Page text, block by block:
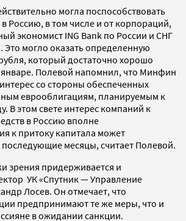
могла поспособствовать
Россию, в том числе и от корпораций,
экономист ING Bank по России и СНГ
могло оказать определенную
который достаточно хорошо
январе. Полевой напомнил, что Минфин
со стороны обеспеченных
еврооблигациям, планируемым к
В этом свете интерес компаний к
в Россию вполне
к притоку капитала может
месяцы, считает Полевой.
зрения придерживается и
УК «Спутник — Управление
Лосев. Он отмечает, что
предпринимают те же меры, что и
в ожидании санкции.